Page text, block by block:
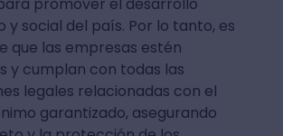
y social del país. Por lo tanto, es
que las empresas estén
y cumplan con todas las
legales relacionadas con el
garantizado, asegurando